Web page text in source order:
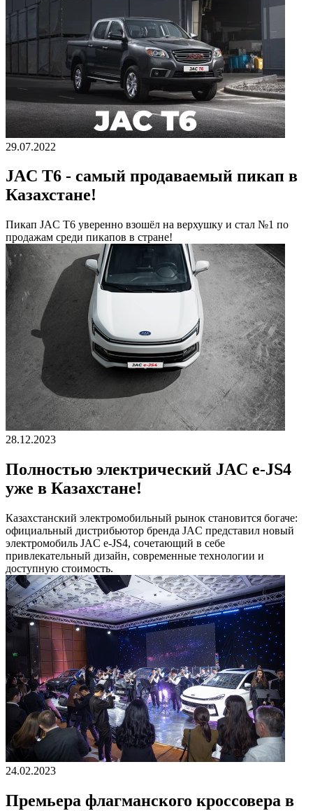
29.07.2022
JAC T6 - самый продаваемый пикап в
Казахстане!
Пикап JAC T6 уверенно взошёл на верхушку и стал №1 по
продажам среди пикапов в стране!
28.12.2023
Полностью электрический JAC e-JS4
уже в Казахстане!
Казахстанский электромобильный рынок становится богаче:
официальный дистрибьютор бренда JAC представил новый
электромобиль JAC e-JS4, сочетающий в себе
привлекательный дизайн, современные технологии и
доступную стоимость.
24.02.2023
Премьера флагманского кроссовера в